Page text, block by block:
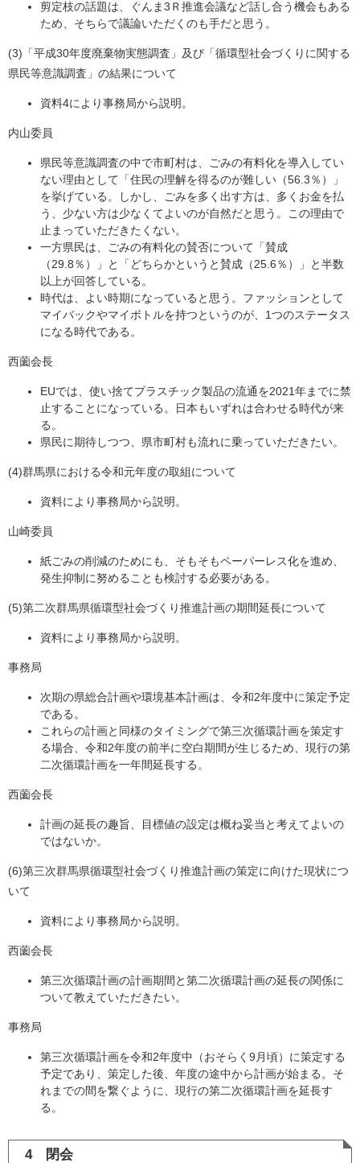
剪定枝の話題は、ぐんま3Ｒ推進会議など話し合う機会もある
ため、そちらで議論いただくのも手だと思う。
(3)「平成30年度廃棄物実態調査」及び「循環型社会づくりに関する
県民等意識調査」の結果について
資料4により事務局から説明。
内山委員
県民等意識調査の中で市町村は、ごみの有料化を導入してい
ない理由として「住民の理解を得るのが難しい（56.3％）」
を挙げている。しかし、ごみを多く出す方は、多くお金を払
う、少ない方は少なくてよいのが自然だと思う。この理由で
止まっていただきたくない。
一方県民は、ごみの有料化の賛否について「賛成
（29.8％）」と「どちらかというと賛成（25.6％）」と半数
以上が回答している。
時代は、よい時期になっていると思う。ファッションとして
マイバックやマイボトルを持つというのが、1つのステータス
になる時代である。
西薗会長
EUでは、使い捨てプラスチック製品の流通を2021年までに禁
止することになっている。日本もいずれは合わせる時代が来
る。
県民に期待しつつ、県市町村も流れに乗っていただきたい。
(4)群馬県における令和元年度の取組について
資料により事務局から説明。
山崎委員
紙ごみの削減のためにも、そもそもペーパーレス化を進め、
発生抑制に努めることも検討する必要がある。
(5)第二次群馬県循環型社会づくり推進計画の期間延長について
資料により事務局から説明。
事務局
次期の県総合計画や環境基本計画は、令和2年度中に策定予定
である。
これらの計画と同様のタイミングで第三次循環計画を策定す
る場合、令和2年度の前半に空白期間が生じるため、現行の第
二次循環計画を一年間延長する。
西薗会長
計画の延長の趣旨、目標値の設定は概ね妥当と考えてよいの
ではないか。
(6)第三次群馬県循環型社会づくり推進計画の策定に向けた現状につ
いて
資料により事務局から説明。
西薗会長
第三次循環計画の計画期間と第二次循環計画の延長の関係に
ついて教えていただきたい。
事務局
第三次循環計画を令和2年度中（おそらく9月頃）に策定する
予定であり、策定した後、年度の途中から計画が始まる。そ
れまでの間を繋ぐように、現行の第二次循環計画を延長す
る。
4 閉会